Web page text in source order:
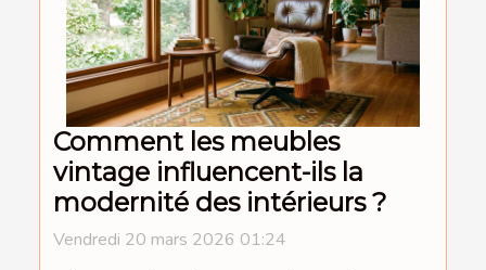
Comment les meubles
vintage influencent-ils la
modernité des intérieurs ?
Vendredi 20 mars 2026 01:24